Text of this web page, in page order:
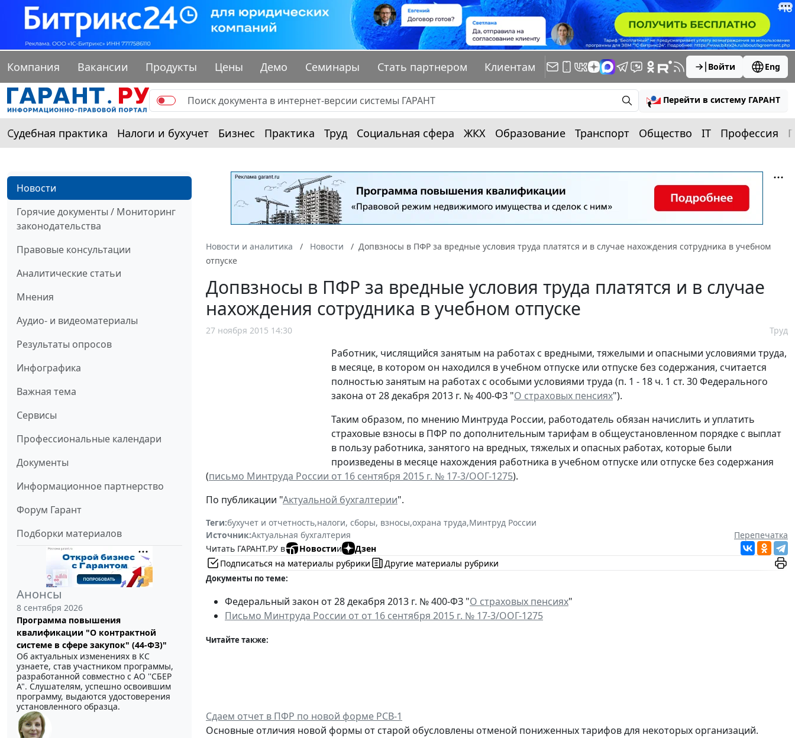
Компания Вакансии Продукты Цены Демо Семинары Стать партнером Клиентам Войти Eng
Перейти в систему ГАРАНТ
Судебная практика Налоги и бухучет Бизнес Практика Труд Социальная сфера ЖКХ Образование Транспорт Общество IT Профессия
Новости
Горячие документы / Мониторинг
законодательства
Правовые консультации
Аналитические статьи
Мнения
Аудио- и видеоматериалы
Результаты опросов
Инфографика
Важная тема
Сервисы
Профессиональные календари
Документы
Информационное партнерство
Форум Гарант
Подборки материалов
Анонсы
8 сентября 2026
Программа повышения
квалификации "О контрактной
системе в сфере закупок" (44-ФЗ)"
Об актуальных изменениях в КС
узнаете, став участником программы,
разработанной совместно с АО ''СБЕР
А". Слушателям, успешно освоившим
программу, выдаются удостоверения
установленного образца.
Новости и аналитика Новости
Допвзносы в ПФР за вредные условия труда платятся и в случае нахождения сотрудника в учебном
отпуске
Допвзносы в ПФР за вредные условия труда платятся и в случае
нахождения сотрудника в учебном отпуске
27 ноября 2015 14:30 Труд
Работник, числящийся занятым на работах с вредными, тяжелыми и опасными условиями труда,
в месяце, в котором он находился в учебном отпуске или отпуске без содержания, считается
полностью занятым на работах с особыми условиями труда (п. 1 - 18 ч. 1 ст. 30 Федерального
закона от 28 декабря 2013 г. № 400-ФЗ "О страховых пенсиях").
Таким образом, по мнению Минтруда России, работодатель обязан начислить и уплатить
страховые взносы в ПФР по дополнительным тарифам в общеустановленном порядке с выплат
в пользу работника, занятого на вредных, тяжелых и опасных работах, которые были
произведены в месяце нахождения работника в учебном отпуске или отпуске без содержания
(письмо Минтруда России от 16 сентября 2015 г. № 17-3/ООГ-1275).
По публикации "Актуальной бухгалтерии".
Теги:бухучет и отчетность,налоги, сборы, взносы,охрана труда,Минтруд России
Источник:Актуальная бухгалтерия
Перепечатка
Читать ГАРАНТ.РУ в
Новостии
Дзен
Подписаться на материалы рубрики
Другие материалы рубрики
Документы по теме:
Федеральный закон от 28 декабря 2013 г. № 400-ФЗ "О страховых пенсиях"
Письмо Минтруда России от от 16 сентября 2015 г. № 17-3/ООГ-1275
Читайте также:
Сдаем отчет в ПФР по новой форме РСВ-1
Основные отличия новой формы от старой обусловлены отменой пониженных тарифов для некоторых организаций.